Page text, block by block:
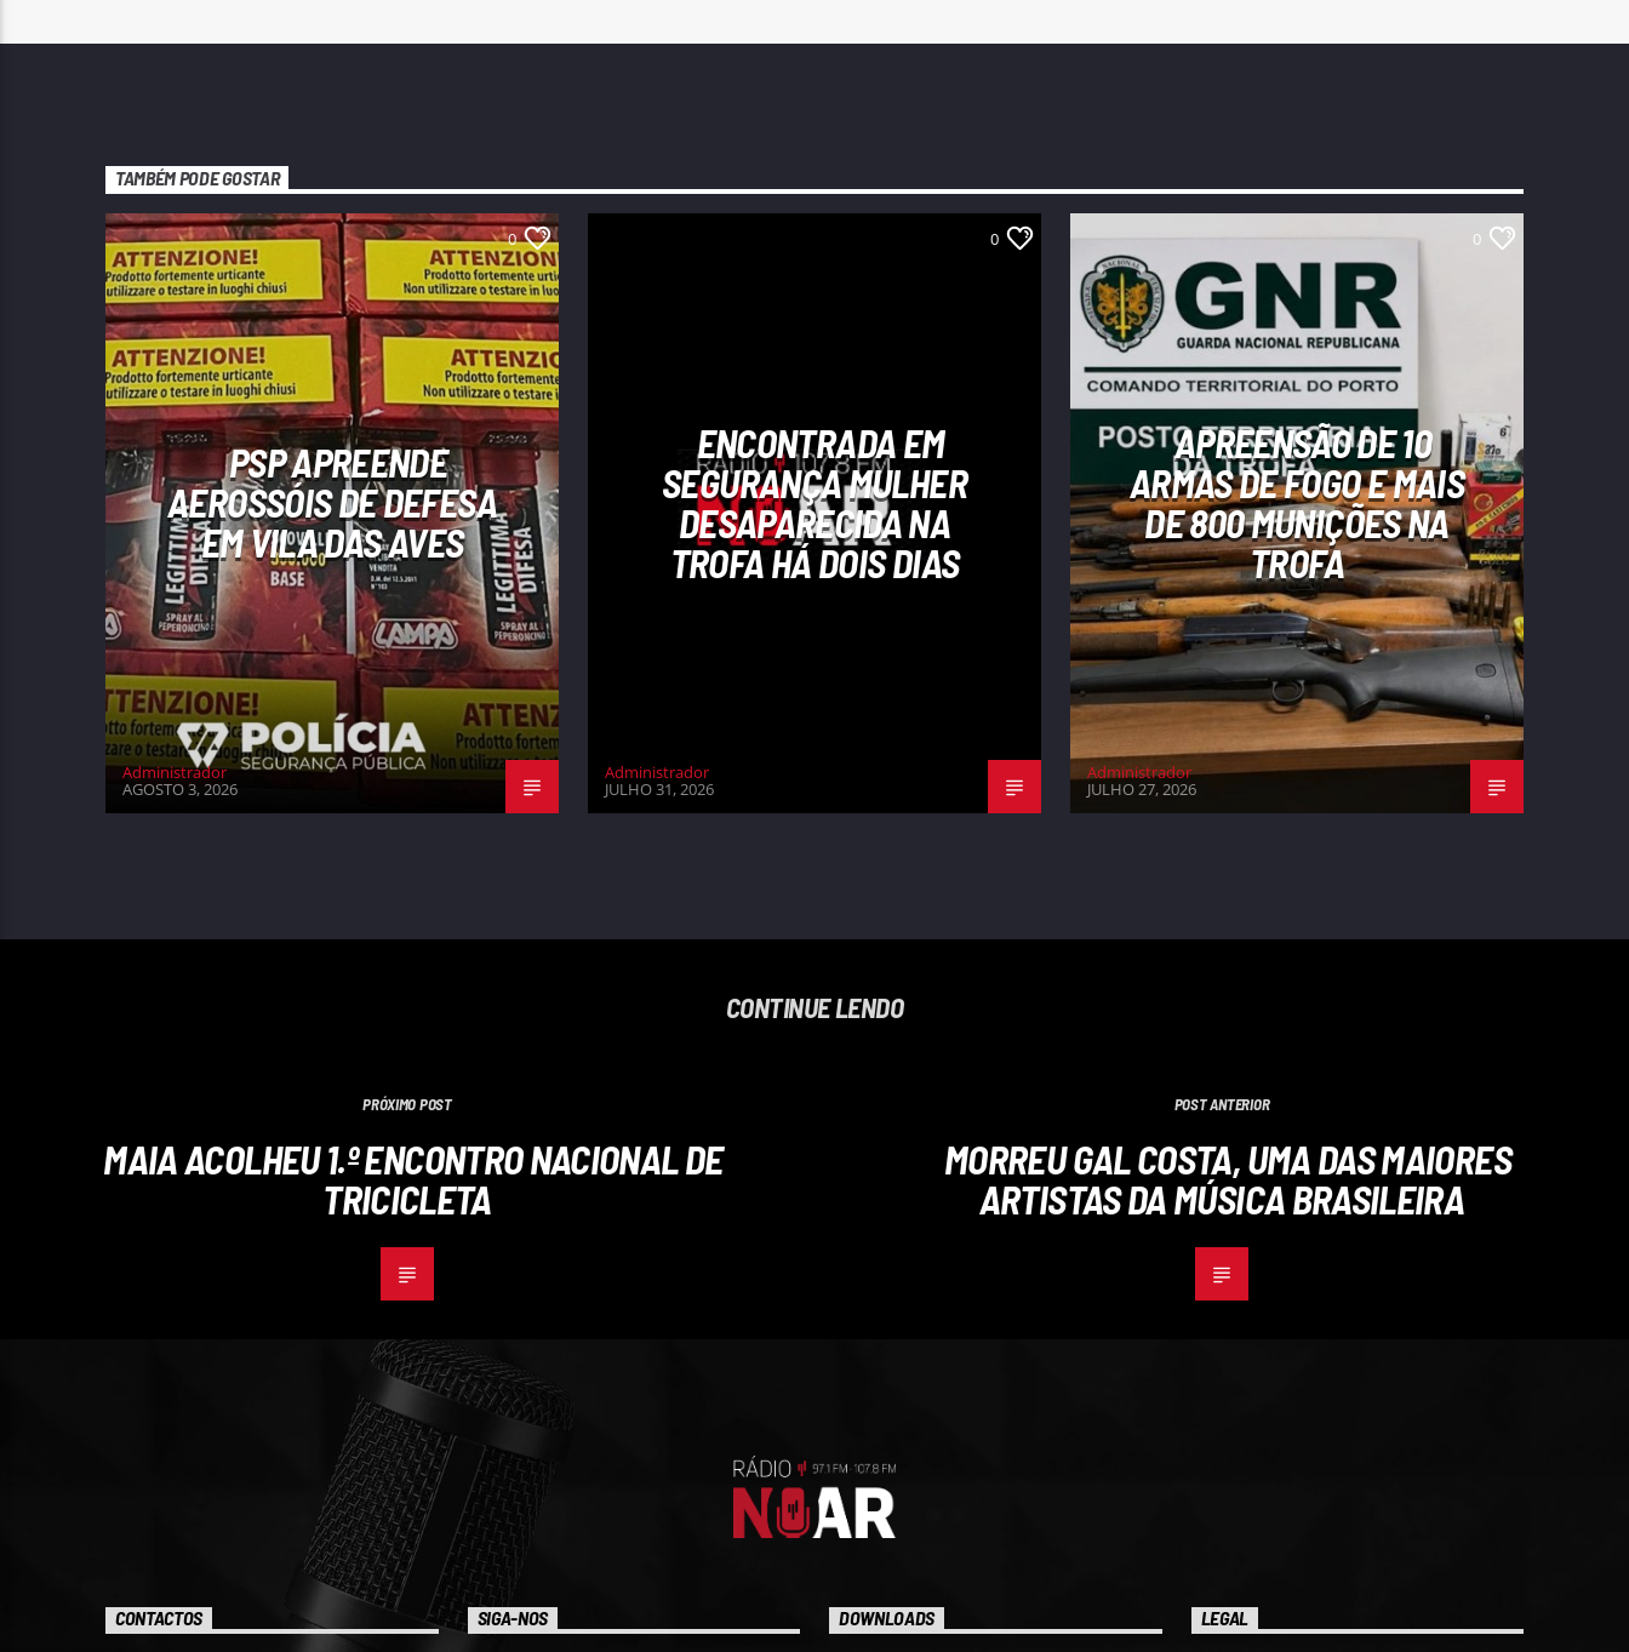
TAMBÉM PODE GOSTAR
0
PSP APREENDE
AEROSSÓIS DE DEFESA
EM VILA DAS AVES
Administrador
AGOSTO 3, 2026
0
ENCONTRADA EM
SEGURANÇA MULHER
DESAPARECIDA NA
TROFA HÁ DOIS DIAS
Administrador
JULHO 31, 2026
0
APREENSÃO DE 10
ARMAS DE FOGO E MAIS
DE 800 MUNIÇÕES NA
TROFA
Administrador
JULHO 27, 2026
CONTINUE LENDO
PRÓXIMO POST
MAIA ACOLHEU 1.º ENCONTRO NACIONAL DE
TRICICLETA
POST ANTERIOR
MORREU GAL COSTA, UMA DAS MAIORES
ARTISTAS DA MÚSICA BRASILEIRA
CONTACTOS SIGA-NOS DOWNLOADS LEGAL